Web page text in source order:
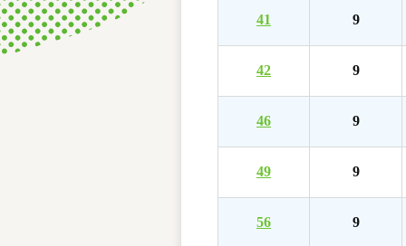
41 9
42 9
46 9
49 9
56 9